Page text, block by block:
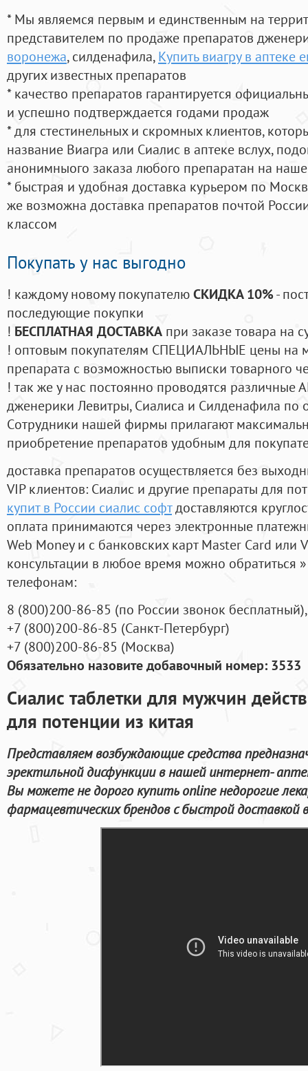
* Мы являемся первым и единственным на
представителем по продаже препаратов
воронежа, силденафила, Купить виагру в аптеке
других известных препаратов
* качество препаратов гарантируется
и успешно подтверждается годами продаж
* для стестинельных и скромных клиентов,
название Виагра или Сиалис в аптеке вслух,
анонимныого заказа любого препаратан на
* быстрая и удобная доставка курьером по
же возможна доставка препаратов почтой
классом
Покупать у нас выгодно
! каждому новому покупателюСКИДКА 10%-
последующие покупки
! БЕСПЛАТНАЯ ДОСТАВКА при заказе товара на
! оптовым покупателям СПЕЦИАЛЬНЫЕ цены на
препарата с возможностью выписки товарного
! так же у нас постоянно проводятся
дженерики Левитры, Сиалиса и Силденафила по
Cотрудники нашей фирмы прилагают
приобретение препаратов удобным для
доставка препаратов осуществляется без
VIP клиентов: Сиалис и другие препараты для
купит в России сиалис софтдоставляются
оплата принимаются через электронные
Web Money и с банковских карт Master Card или
консультации в любое время можно обратиться
телефонам:
8 (800)200-86-85 (по России звонок бесплатный),
+7 (800)200-86-85 (Санкт-Петербург)
+7 (800)200-86-85 (Москва)
Обязательно назовите добавочный номер: 3533
Сиалис таблетки для мужчин
для потенции из китая
Представляем возбуждающие средства
эректильной дисфункции в нашей интернет-
Вы можете не дорого купить online недорогие
фармацевтических брендов с быстрой доставкой